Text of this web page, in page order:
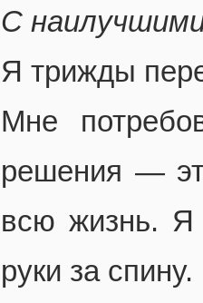
С
Я трижды
Мне
решения —
всю жизнь. Я
руки за спину.